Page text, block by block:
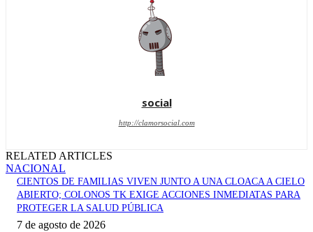
social
http://clamorsocial.com
RELATED ARTICLES
NACIONAL
CIENTOS DE FAMILIAS VIVEN JUNTO A UNA CLOACA A CIELO
ABIERTO; COLONOS TK EXIGE ACCIONES INMEDIATAS PARA
PROTEGER LA SALUD PÚBLICA
7 de agosto de 2026